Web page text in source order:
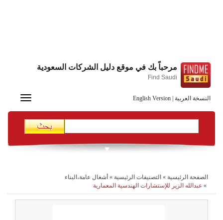
النسخة العربية English Version
مرحباً بك في موقع دليل الشركات السعودية
Find Saudi
Toggle
الصفحة الرئيسية » التصنيفات الرئيسية » أشغال عامة،البناء
» عبدالله الزير للإستشارات الهندسية المعمارية